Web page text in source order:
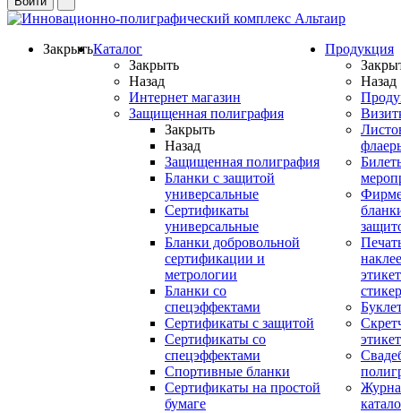
ЗакрытьКаталог
Закрыть
Назад
Интернет магазин
Защищенная полиграфия
Закрыть
Назад
Защищенная полиграфия
Бланки с защитой
универсальные
Сертификаты
универсальные
Бланки добровольной
сертификации и
метрологии
Бланки со
спецэффектами
Сертификаты с защитой
Сертификаты со
спецэффектами
Спортивные бланки
Cертификаты на простой
бумаге
Продукция
Назад